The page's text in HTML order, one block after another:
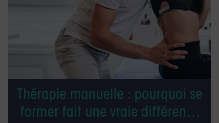
Thérapie manuelle : pourquoi se
former fait une vraie différence